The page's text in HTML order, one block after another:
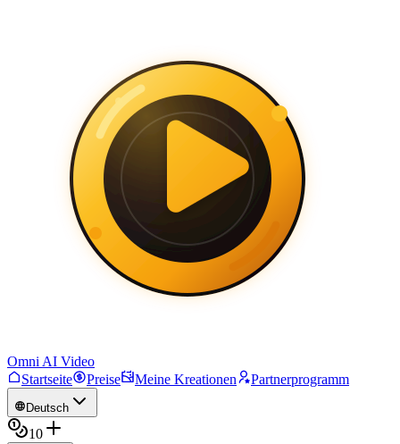
Omni AI Video
Startseite
Preise Meine Kreationen Partnerprogramm
Deutsch
10